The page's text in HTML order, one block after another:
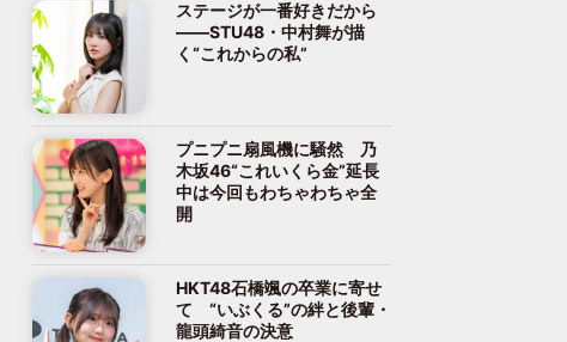
ステージが一番好きだから
――STU48・中村舞が描
く“これからの私”
プニプニ扇風機に騒然 乃
木坂46“これいくら金”延長
中は今回もわちゃわちゃ全
開
HKT48石橋颯の卒業に寄せ
て “いぶくる”の絆と後輩・
龍頭綺音の決意